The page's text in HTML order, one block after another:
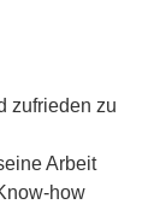
zufrieden zu
Arbeit
how